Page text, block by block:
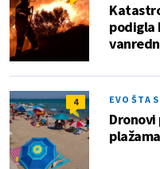
podigla
4 EVO ŠTA